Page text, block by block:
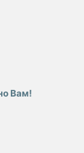
Вам!